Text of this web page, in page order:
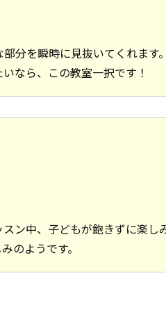
分を瞬時に見抜いてくれま
なら、この教室一択です！
ン中、子どもが飽きずに楽
のようです。